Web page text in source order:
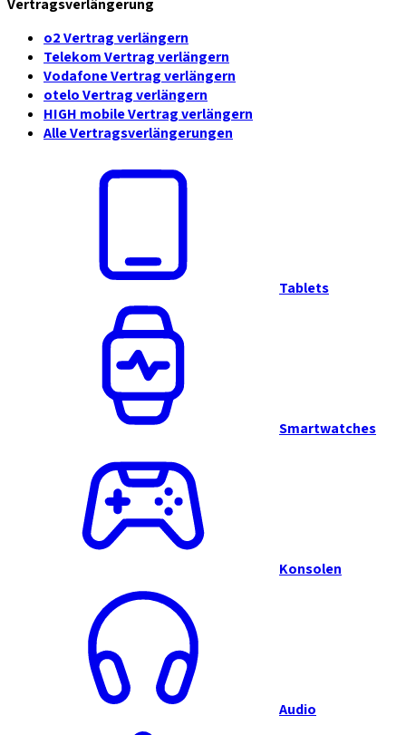
Vertragsverlängerung
o2 Vertrag verlängern
Telekom Vertrag verlängern
Vodafone Vertrag verlängern
otelo Vertrag verlängern
HIGH mobile Vertrag verlängern
Alle Vertragsverlängerungen
Tablets
Smartwatches
Konsolen
Audio